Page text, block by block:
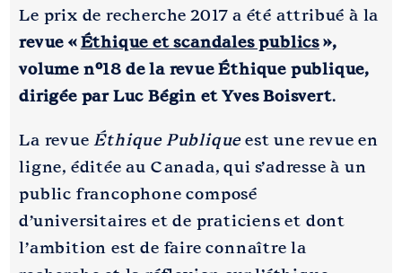
Le prix de recherche 2017 a été attribué à la
revue «Éthique et scandales publics»,
volume n°18 de la revue Éthique publique,
dirigée par Luc Bégin et Yves Boisvert.
La revueÉthique Publiqueest une revue en
ligne, éditée au Canada, qui s’adresse à un
public francophone composé
d’universitaires et de praticiens et dont
l’ambition est de faire connaître la